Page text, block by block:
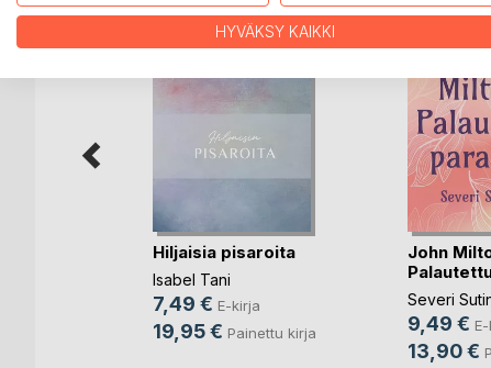
Hiljaisia pisaroita
Isabel Tani
7,49 € E-kirja
19,95 € Painettu kirja
John
Severi
9,49 €
13,90 €
HYVÄKSY KAIKKI